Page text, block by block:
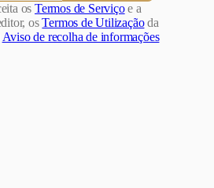
osTermos de Serviçoe a
osTermos de Utilizaçãoda
Aviso de recolha de informações